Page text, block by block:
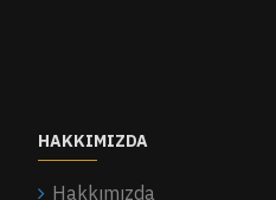
HAKKIMIZDA
Hakkımızda